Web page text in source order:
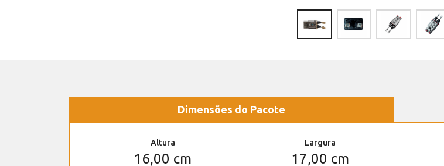
Dimensões do Pacote
Altura
16,00 cm
Largura
17,00 cm